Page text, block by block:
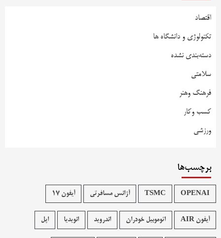
اقتصاد
تکنولوژی و دانشگاه ها
دسته‌بندی نشده
سلامتی
فرهنگ وهنر
کسب وکار
ورزشی
برچسب‌ها
OPENAI
TSMC آژانس مسافرتی آیفون 17
آیفون AIR اتوموبیل خودران اندروید انویدیا اپل